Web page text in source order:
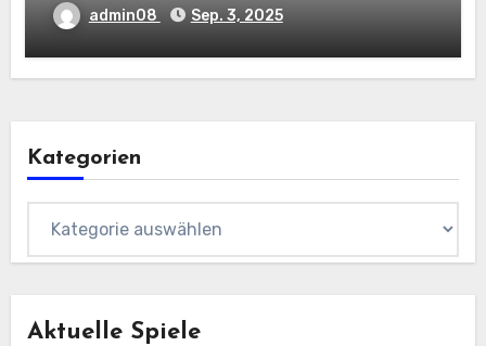
admin08 Sep. 3, 2025
Kategorien
Aktuelle Spiele